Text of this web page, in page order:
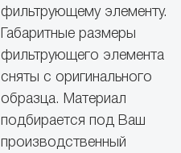
фильтрующему элементу.
Габаритные размеры
фильтрующего элемента
сняты с оригинального
образца. Материал
подбирается под Ваш
производственный